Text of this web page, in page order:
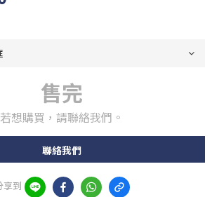
售完
若想購買，請聯絡我們。
聯絡我們
享到